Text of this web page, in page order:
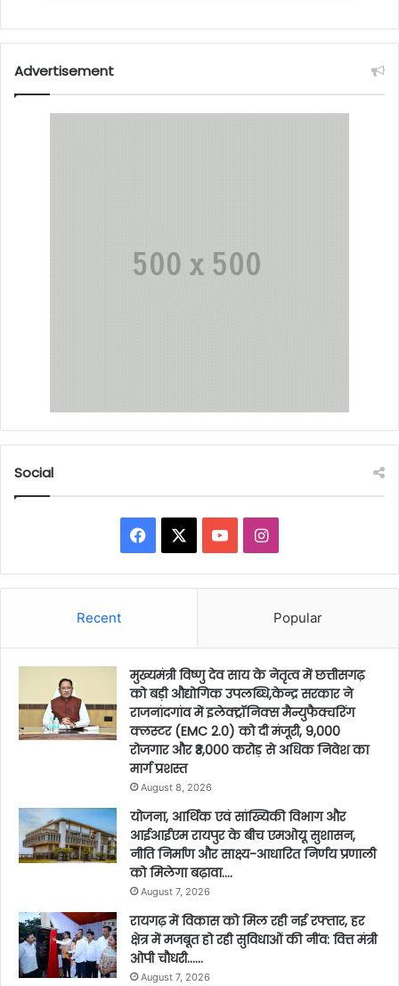
Advertisement
Social
Facebook YouTubeInstagram
Recent Popular
मुख्यमंत्री विष्णु देव साय के नेतृत्व में छत्तीसगढ़
को बड़ी औद्योगिक उपलब्धि,केन्द्र सरकार ने
राजनांदगांव में इलेक्ट्रॉनिक्स मैन्युफैक्चरिंग
क्लस्टर (EMC 2.0) को दी मंजूरी, 9,000
रोजगार और ₹3,000 करोड़ से अधिक निवेश का
मार्ग प्रशस्त
August 8, 2026
योजना, आर्थिक एवं सांख्यिकी विभाग और
आईआईएम रायपुर के बीच एमओयू सुशासन,
नीति निर्माण और साक्ष्य-आधारित निर्णय प्रणाली
को मिलेगा बढ़ावा….
August 7, 2026
रायगढ़ में विकास को मिल रही नई रफ्तार, हर
क्षेत्र में मजबूत हो रही सुविधाओं की नींव: वित्त मंत्री
ओपी चौधरी……
August 7, 2026